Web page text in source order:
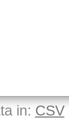
in: CSV